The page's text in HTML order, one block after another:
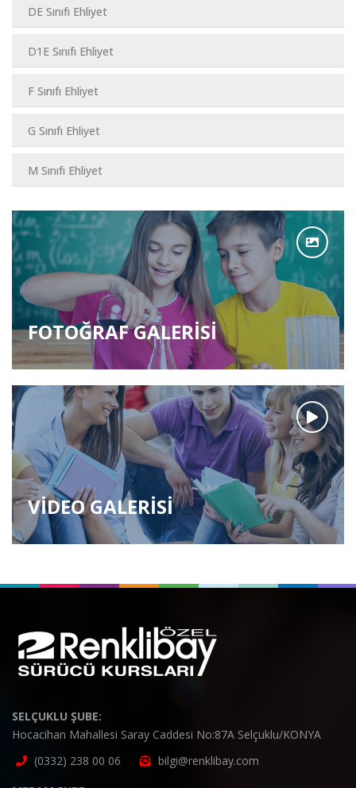
DE Sınıfı Ehliyet
D1E Sınıfı Ehliyet
F Sınıfı Ehliyet
G Sınıfı Ehliyet
M Sınıfı Ehliyet
FOTOĞRAF GALERİSİ
VİDEO GALERİSİ
SELÇUKLU ŞUBE:
Hocacihan Mahallesi Saray Caddesi No:87A Selçuklu/KONYA
(0332) 238 00 06
bilgi@renklibay.com